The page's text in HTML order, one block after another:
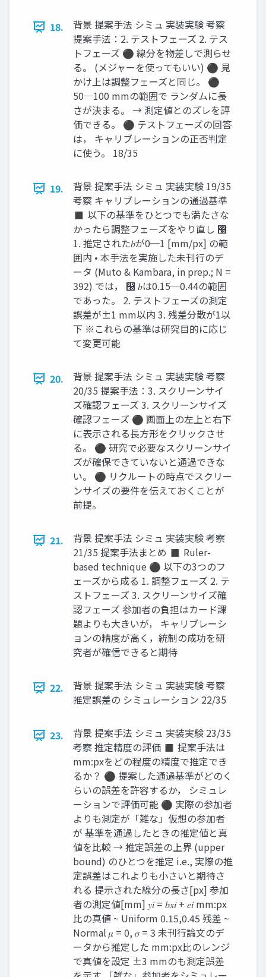
18.
背景 提案手法 シミュ 実装実験 考察
提案手法：2. テストフェーズ 2. テス
トフェーズ ⚫ 線分を物差しで測らせ
る。 (メジャーを使ってもいい) ⚫ 見
かけ上は調整フェーズと同じ。 ⚫
50─100 mmの範囲で ランダムに長
さが決まる。 → 測定値とのズレを評
価できる。 ⚫ テストフェーズの回答
は， キャリブレーションの正否判定
に使う。 18/35
19.
背景 提案手法 シミュ 実装実験 19/35
考察 キャリブレーションの通過基準
◼ 以下の基準をひとつでも満たさな
かったら調整フェーズをやり直し ෠
1. 推定された𝑏が0─1 [mm/px] の範
囲内 • 本手法を実施した未刊行のデ
ータ (Muto & Kambara, in prep.; N =
392) では， ෠ 𝑏は0.15─0.44の範囲
であった。 2. テストフェーズの測定
誤差が±1 mm以内 3. 残差分散が1以
下 ※これらの基準は研究目的に応じ
て変更可能
20.
背景 提案手法 シミュ 実装実験 考察
20/35 提案手法：3. スクリーンサイ
ズ確認フェーズ 3. スクリーンサイズ
確認フェーズ ⚫ 画面上の左上と右下
に表示される長方形をクリックさせ
る。 ⚫ 研究で必要なスクリーンサイ
ズが確保できていないと通過できな
い。 ⚫ リクルートの時点でスクリー
ンサイズの要件を伝えておくことが
前提。
21.
背景 提案手法 シミュ 実装実験 考察
21/35 提案手法まとめ ◼ Ruler-
based technique ⚫ 以下の3つのフ
ェーズから成る 1. 調整フェーズ 2. テ
ストフェーズ 3. スクリーンサイズ確
認フェーズ 参加者の負担はカード課
題よりも大きいが， キャリブレーシ
ョンの精度が高く，統制の成功を研
究者が確信できると期待
22.
背景 提案手法 シミュ 実装実験 考察
推定誤差の シミュレーション 22/35
23.
背景 提案手法 シミュ 実装実験 23/35
考察 推定精度の評価 ◼ 提案手法は
mm:pxをどの程度の精度で推定でき
るか？ ⚫ 提案した通過基準がどのく
らいの誤差を許容するか， シミュレ
ーションで評価可能 ⚫ 実際の参加者
よりも測定が「雑な」仮想の参加者
が 基準を通過したときの推定値と真
値を比較 → 推定誤差の上界 (upper
bound) のひとつを推定 i.e., 実際の推
定誤差はこれよりも小さいと期待さ
れる 提示された線分の長さ[px] 参加
者の測定値[mm] 𝑦𝑖 = 𝑏𝑥𝑖 + 𝑒𝑖 mm:px
比の真値 ~ Uniform 0.15,0.45 残差 ~
Normal 𝜇 = 0, 𝜎 = 3 未刊行論文のデ
ータから推定した mm:px比のレンジ
で真値を設定 ±3 mmのも測定誤差